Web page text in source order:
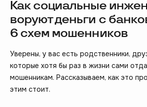
Как социальные
воруют деньги с
6 схем мошенников
Уверены, у вас есть родственники,
которые хотя бы раз в жизни сами
мошенникам. Рассказываем, как это
этим стоит.